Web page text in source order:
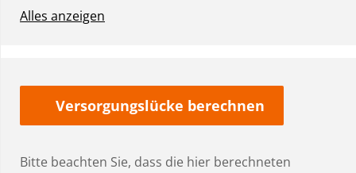
Alles anzeigen
Versorgungslücke berechnen
Bitte beachten Sie, dass die hier berechneten